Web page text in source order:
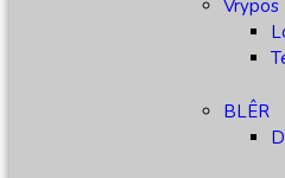
Vrypos
BLÊR